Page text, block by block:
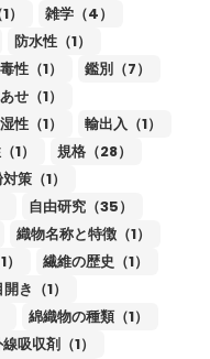
雑学（4）
防水性（1）
性（1）
鑑別（7）
せ（1）
性（1）
輸出入（1）
1）
規格（28）
策（1）
自由研究（35）
織物名称と特徴（1）
繊維の歴史（1）
き（1）
綿織物の種類（1）
吸収剤（1）